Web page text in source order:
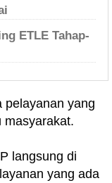
ETLE Tahap-
pelayanan yang
masyarakat.
langsung di
yang ada